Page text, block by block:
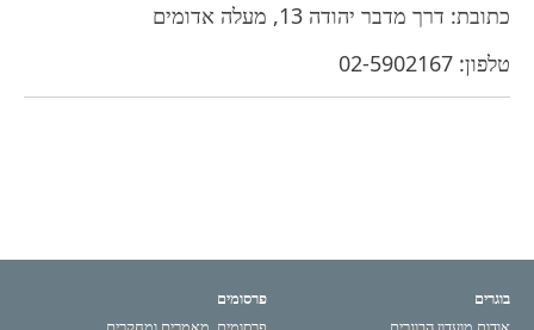
כתובת: דרך מדבר יהודה 13, מעלה אדומים
טלפון: 02-5902167
פרסומים
בוגרים